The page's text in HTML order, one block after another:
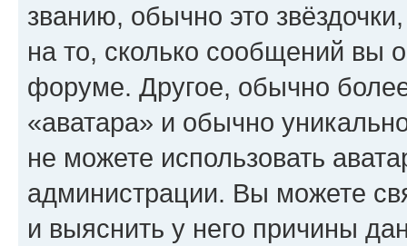
званию, обычно это
на то, сколько сообщений вы
форуме. Другое, обычно
«аватара» и обычно
не можете использовать
администрации. Вы можете
и выяснить у него причины